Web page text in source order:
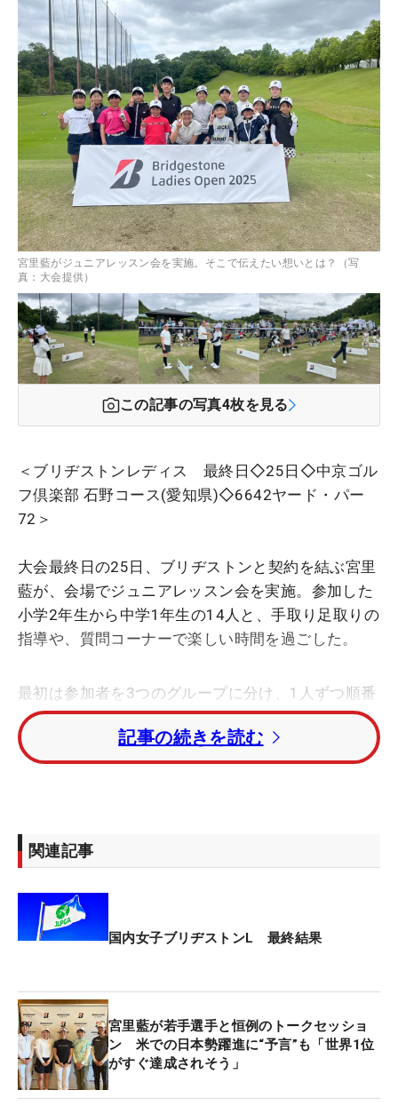
宮里藍がジュニアレッスン会を実施。そこで伝えたい想いとは？（写
真：大会提供）
この記事の写真4枚を見る
＜ブリヂストンレディス 最終日◇25日◇中京ゴル
フ倶楽部 石野コース(愛知県)◇6642ヤード・パー
72＞
大会最終日の25日、ブリヂストンと契約を結ぶ宮里
藍が、会場でジュニアレッスン会を実施。参加した
小学2年生から中学1年生の14人と、手取り足取りの
指導や、質問コーナーで楽しい時間を過ごした。
最初は参加者を3つのグループに分け、1人ずつ順番
にアドバイスを送った。一人ひとりに丁寧に指導を
し、子どもたちも真剣なまなざし。徐々にボールの
方向性が定まったり、遠くまで飛ぶようになるなど
質問コーナーでも、みな積極的。「スコアを縮める
には？」、「コースでまっすぐ飛ばすには？」など
「ミスした後にメンタル的に持ち直すためには？」
など様々な質問があがった。
懸命、楽しそうにボールを打っている姿が印象的で
した。また、最後の質問コーナーでは、たくさん質
問の手が上がってうれしかったし、受け答えがとて
もしっかりしてました」と感心。さらには、こんな
時代の変化も感じた。
記事の続きを読む
関連記事
国内女子ブリヂストンL 最終結果
宮里藍が若手選手と恒例のトークセッショ
ン 米での日本勢躍進に“予言”も「世界1位
がすぐ達成されそう」